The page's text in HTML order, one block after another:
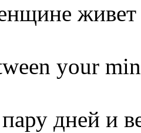
your
дней и